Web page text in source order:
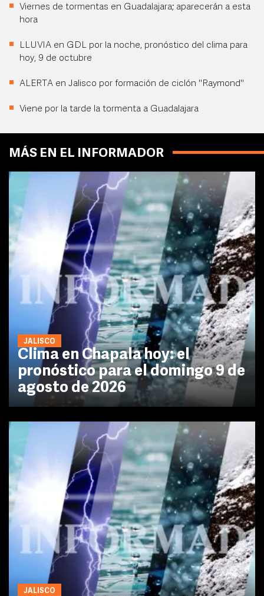
Viernes de tormentas en Guadalajara; aparecerán a esta
hora
LLUVIA en GDL por la noche, pronóstico del clima para
hoy, 9 de octubre
ALERTA en Jalisco por formación de ciclón "Raymond"
Viene por la tarde la tormenta a Guadalajara
MÁS EN EL INFORMADOR
JALISCO
Clima en Chapala hoy: el
pronóstico para el domingo 9 de
agosto de 2026
JALISCO